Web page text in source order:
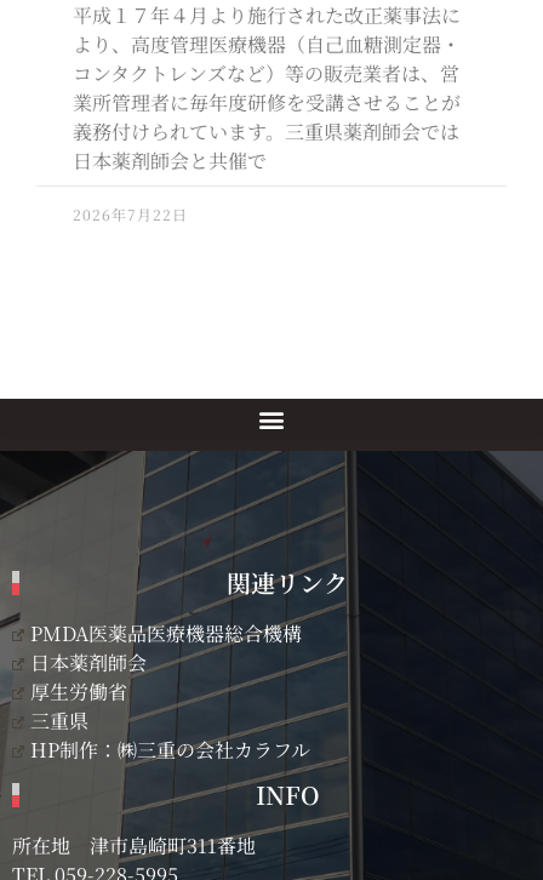
平成１７年４月より施行された改正薬事法に
より、高度管理医療機器（自己血糖測定器・
コンタクトレンズなど）等の販売業者は、営
業所管理者に毎年度研修を受講させることが
義務付けられています。三重県薬剤師会では
日本薬剤師会と共催で
2026年7月22日
関連リンク
PMDA医薬品医療機器総合機構
日本薬剤師会
厚生労働省
三重県
HP制作：㈱三重の会社カラフル
INFO
所在地 津市島崎町311番地
TEL059-228-5995